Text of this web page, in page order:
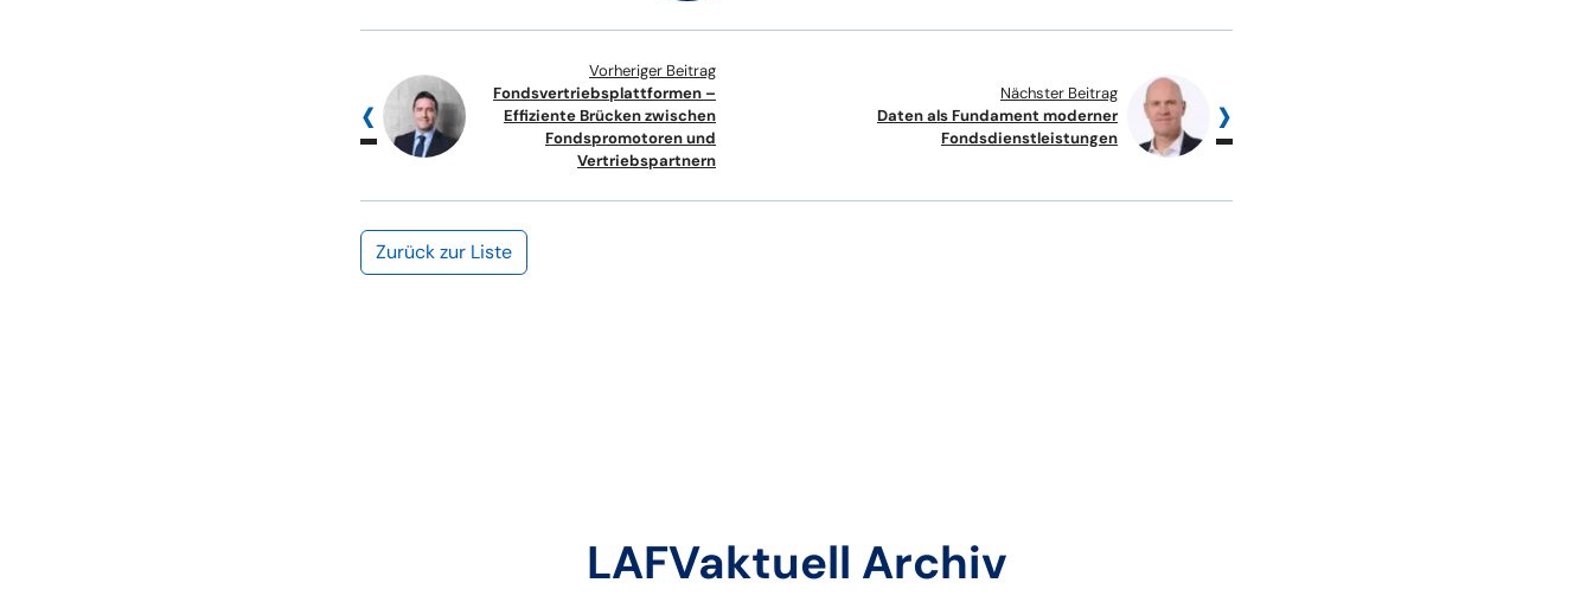
Vorheriger Beitrag
Fondsvertriebsplattformen –
Effiziente Brücken zwischen
Fondspromotoren und
Vertriebspartnern
Nächster Beitrag
Daten als Fundament moderner
Fondsdienstleistungen
Zurück zur Liste
LAFVaktuell Archiv